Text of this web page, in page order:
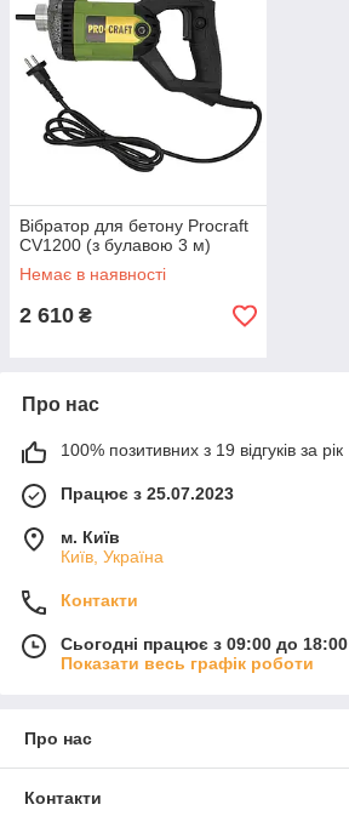
Вібратор для бетону Procraft
CV1200 (з булавою 3 м)
Немає в наявності
2 610 ₴
Про нас
100% позитивних з 19 відгуків за рік
Працює з 25.07.2023
м. Київ
Київ, Україна
Контакти
Сьогодні працює з 09:00 до 18:00
Показати весь графік роботи
Про нас
Контакти